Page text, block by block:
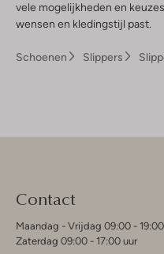
vele mogelijkheden en
wensen en kledingstijl past.
Schoenen
Slippers
Contact
Maandag - Vrijdag 09:00 -
Zaterdag 09:00 - 17:00 uur